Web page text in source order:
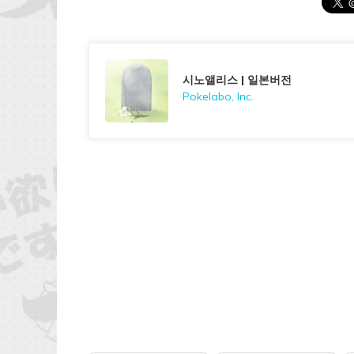
시노앨리스 | 일본버전
Pokelabo, Inc.